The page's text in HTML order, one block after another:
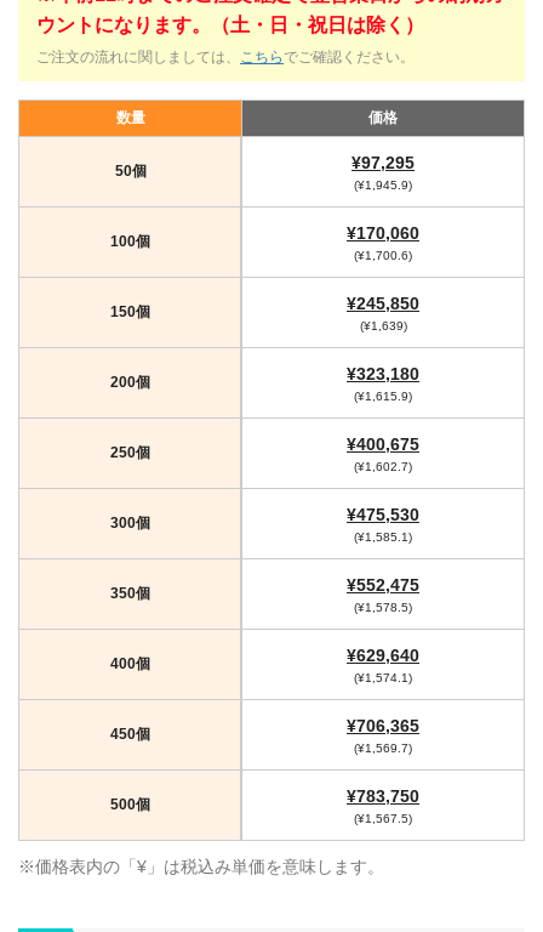
ウントになります。（土・日・祝日は除く）
ご注文の流れに関しましては、 こちら でご確認ください。
数量 価格
50個 ¥97,295
(¥1,945.9)
100個 ¥170,060
(¥1,700.6)
150個 ¥245,850
(¥1,639)
200個 ¥323,180
(¥1,615.9)
250個 ¥400,675
(¥1,602.7)
300個 ¥475,530
(¥1,585.1)
350個 ¥552,475
(¥1,578.5)
400個 ¥629,640
(¥1,574.1)
450個 ¥706,365
(¥1,569.7)
500個 ¥783,750
(¥1,567.5)
※価格表内の「¥」は税込み単価を意味します。